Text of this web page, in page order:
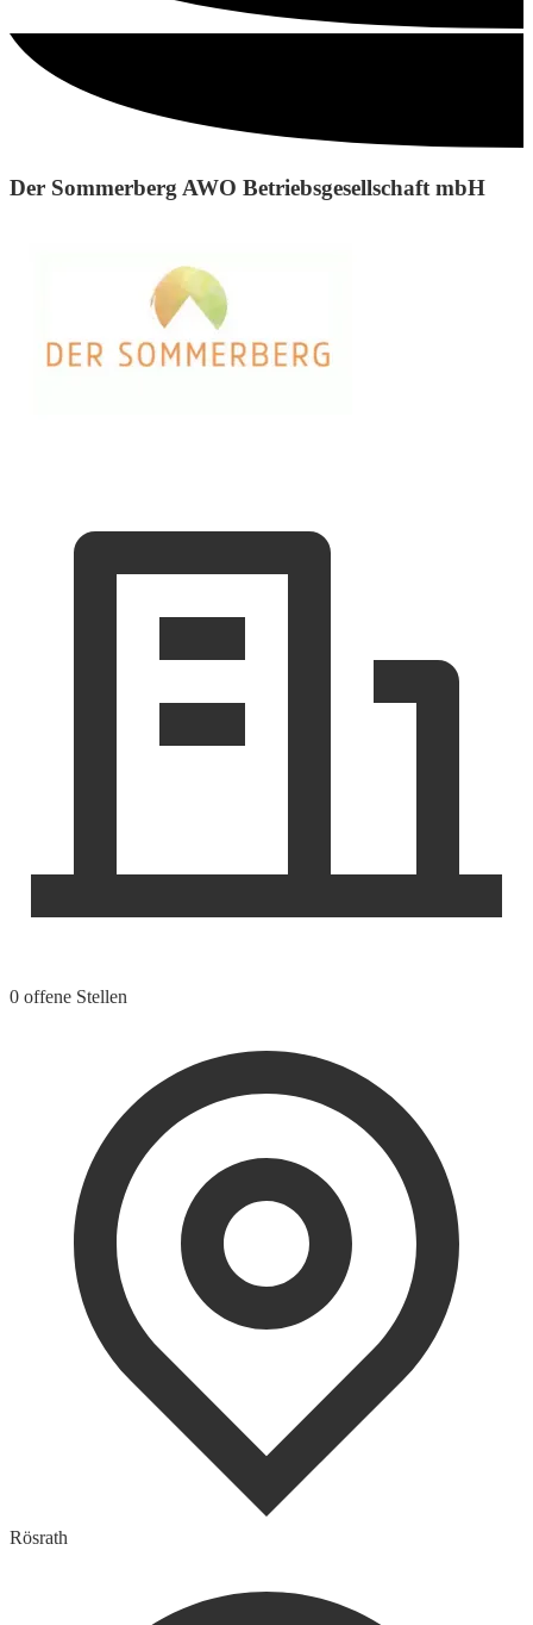
Der Sommerberg AWO Betriebsgesellschaft mbH
0 offene Stellen
Rösrath